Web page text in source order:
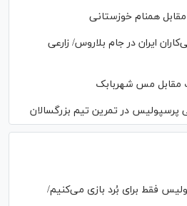
همنام خوزستانی
ایران در جام بلاروس/ زارعی
مقابل مس شهربابک
پرسپولیس در تمرین تیم بزرگسالان
فقط برای بُرد بازی می‌کنیم/